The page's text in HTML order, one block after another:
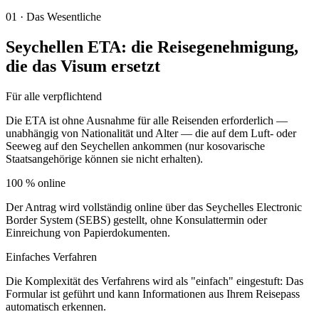
01 · Das Wesentliche
Seychellen ETA: die Reisegenehmigung,
die das Visum ersetzt
Für alle verpflichtend
Die ETA ist ohne Ausnahme für alle Reisenden erforderlich —
unabhängig von Nationalität und Alter — die auf dem Luft- oder
Seeweg auf den Seychellen ankommen (nur kosovarische
Staatsangehörige können sie nicht erhalten).
100 % online
Der Antrag wird vollständig online über das Seychelles Electronic
Border System (SEBS) gestellt, ohne Konsulattermin oder
Einreichung von Papierdokumenten.
Einfaches Verfahren
Die Komplexität des Verfahrens wird als "einfach" eingestuft: Das
Formular ist geführt und kann Informationen aus Ihrem Reisepass
automatisch erkennen.